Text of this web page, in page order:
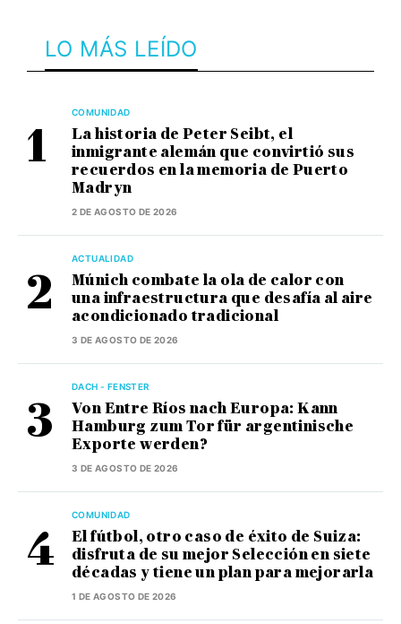
LO MÁS LEÍDO
COMUNIDAD
La historia de Peter Seibt, el
inmigrante alemán que convirtió sus
recuerdos en la memoria de Puerto
Madryn
2 DE AGOSTO DE 2026
ACTUALIDAD
Múnich combate la ola de calor con
una infraestructura que desafía al aire
acondicionado tradicional
3 DE AGOSTO DE 2026
DACH - FENSTER
Von Entre Ríos nach Europa: Kann
Hamburg zum Tor für argentinische
Exporte werden?
3 DE AGOSTO DE 2026
COMUNIDAD
El fútbol, otro caso de éxito de Suiza:
disfruta de su mejor Selección en siete
décadas y tiene un plan para mejorarla
1 DE AGOSTO DE 2026